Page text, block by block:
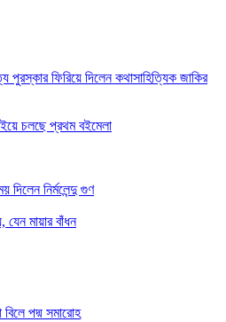
পুরস্কার ফিরিয়ে দিলেন কথাসাহিত্যিক জাকির
চলছে প্রথম বইমেলা
নির্মলেন্দু গুণ
যেন মায়ার বাঁধন
বিলে পদ্ম সমারোহ